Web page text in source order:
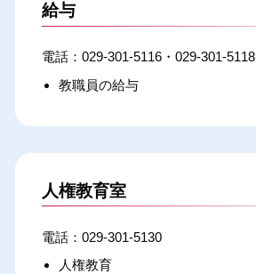
給与
029-301-5116・029-301-5118
教職員の給与
人権教育室
029-301-5130
人権教育